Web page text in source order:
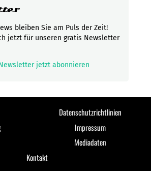
bleiben Sie am Puls der Zeit!
jetzt für unseren gratis Newsletter
jetzt abonnieren
Datenschutzrichtlinien
Impressum
Mediadaten
Kontakt